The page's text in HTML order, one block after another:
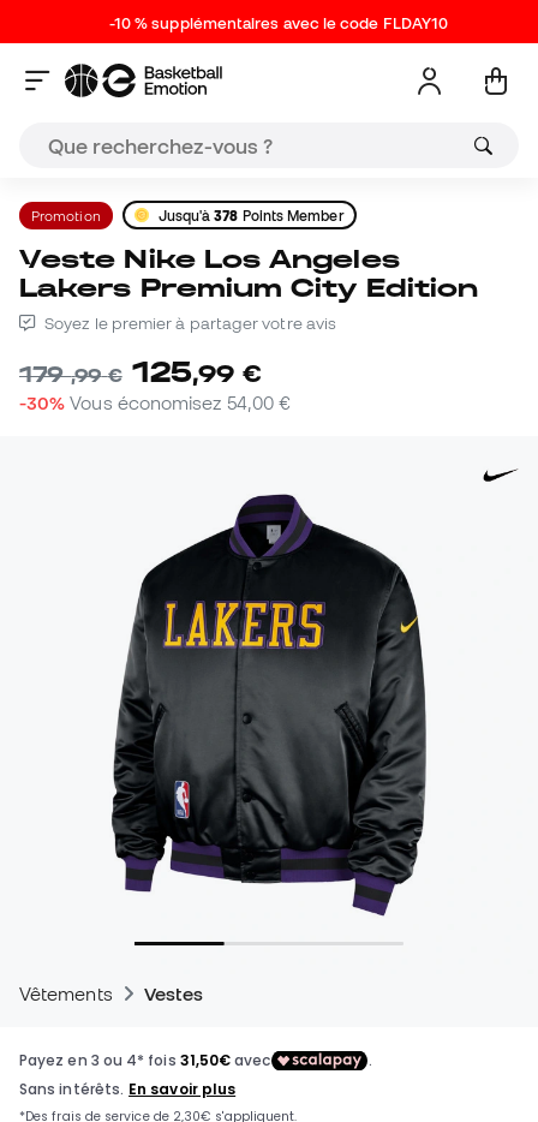
-10 % supplémentaires avec le code FLDAY10
Promotion Jusqu'à378 Points Member
Veste Nike Los Angeles
Lakers Premium City Edition
Soyez le premier à partager votre avis
179,99 € 125,99 €
-30% Vous économisez 54,00 €
Vêtements Vestes